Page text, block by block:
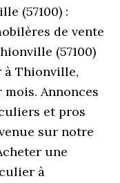
(57100) :
de vente
(57100)
à Thionville,
Annonces
et pros
sur notre
une
à